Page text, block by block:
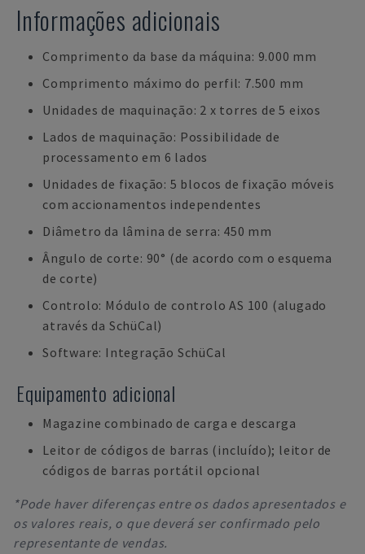
Informações adicionais
Comprimento da base da máquina: 9.000 mm
Comprimento máximo do perfil: 7.500 mm
Unidades de maquinação: 2 x torres de 5 eixos
Lados de maquinação: Possibilidade de
processamento em 6 lados
Unidades de fixação: 5 blocos de fixação móveis
com accionamentos independentes
Diâmetro da lâmina de serra: 450 mm
Ângulo de corte: 90° (de acordo com o esquema
de corte)
Controlo: Módulo de controlo AS 100 (alugado
através da SchüCal)
Software: Integração SchüCal
Equipamento adicional
Magazine combinado de carga e descarga
Leitor de códigos de barras (incluído); leitor de
códigos de barras portátil opcional
*Pode haver diferenças entre os dados apresentados e
os valores reais, o que deverá ser confirmado pelo
representante de vendas.